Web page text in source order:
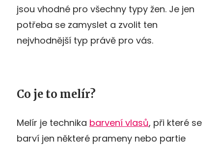
jsou vhodné pro všechny typy žen. Je jen
potřeba se zamyslet a zvolit ten
nejvhodnější typ právě pro vás.
Co je to melír?
Melír je technika barvení vlasů, při které se
barví jen některé prameny nebo partie